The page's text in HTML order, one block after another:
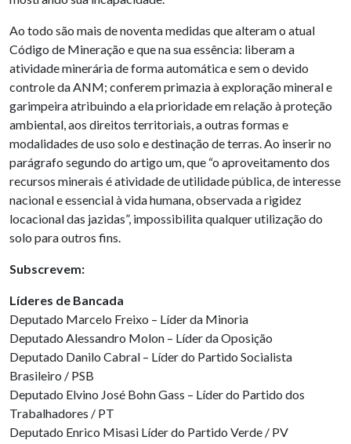
Ao todo são mais de noventa medidas que alteram o atual
Código de Mineração e que na sua essência: liberam a
atividade minerária de forma automática e sem o devido
controle da ANM; conferem primazia à exploração mineral e
garimpeira atribuindo a ela prioridade em relação à proteção
ambiental, aos direitos territoriais, a outras formas e
modalidades de uso solo e destinação de terras. Ao inserir no
parágrafo segundo do artigo um, que “o aproveitamento dos
recursos minerais é atividade de utilidade pública, de interesse
nacional e essencial à vida humana, observada a rigidez
locacional das jazidas”, impossibilita qualquer utilização do
solo para outros fins.
Subscrevem:
Líderes de Bancada
Deputado Marcelo Freixo – Líder da Minoria
Deputado Alessandro Molon – Líder da Oposição
Deputado Danilo Cabral – Líder do Partido Socialista
Brasileiro / PSB
Deputado Elvino José Bohn Gass – Líder do Partido dos
Trabalhadores / PT
Deputado Enrico Misasi Líder do Partido Verde / PV